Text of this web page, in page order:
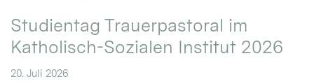
Studientag Trauerpastoral im
Katholisch-Sozialen Institut 2026
20. Juli 2026